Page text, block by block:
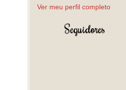
Ver meu perfil completo
Seguidores